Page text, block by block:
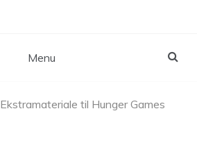
Menu
Ekstramateriale til Hunger Games